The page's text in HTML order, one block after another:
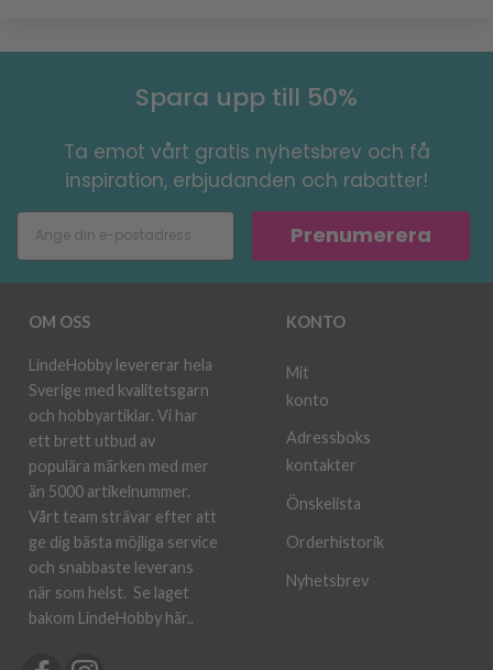
Spara upp till 50%
Ta emot vårt gratis nyhetsbrev och få
inspiration, erbjudanden och rabatter!
Prenumerera
OM OSS
LindeHobby levererar hela
Sverige med kvalitetsgarn
och hobbyartiklar. Vi har
ett brett utbud av
populära märken med mer
än 5000 artikelnummer.
Vårt team strävar efter att
ge dig bästa möjliga service
och snabbaste leverans
när som helst. Se laget
bakom LindeHobby här..
KONTO
Mit
konto
Adressboks
kontakter
Önskelista
Orderhistorik
Nyhetsbrev